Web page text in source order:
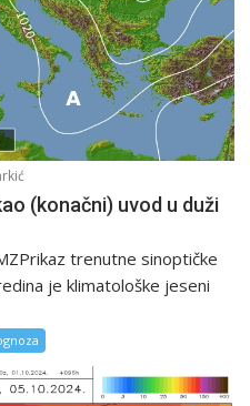
(konačni) uvod u duži
trenutne sinoptičke
je klimatološke jeseni